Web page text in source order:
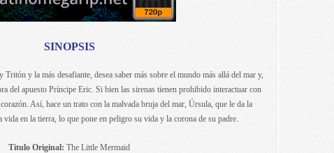
SINOPSIS
y la más desafiante, desea saber más sobre el mundo más allá del mar y,
del apuesto Príncipe Eric. Si bien las sirenas tienen prohibido interactuar con
Así, hace un trato con la malvada bruja del mar, Úrsula, que le da la
vida en la tierra, lo que pone en peligro su vida y la corona de su padre.
Titulo Original: The Little Mermaid